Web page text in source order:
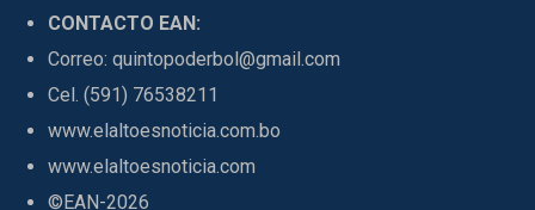
CONTACTO EAN:
Correo: quintopoderbol@gmail.com
Cel. (591) 76538211
www.elaltoesnoticia.com.bo
www.elaltoesnoticia.com
©EAN-2026